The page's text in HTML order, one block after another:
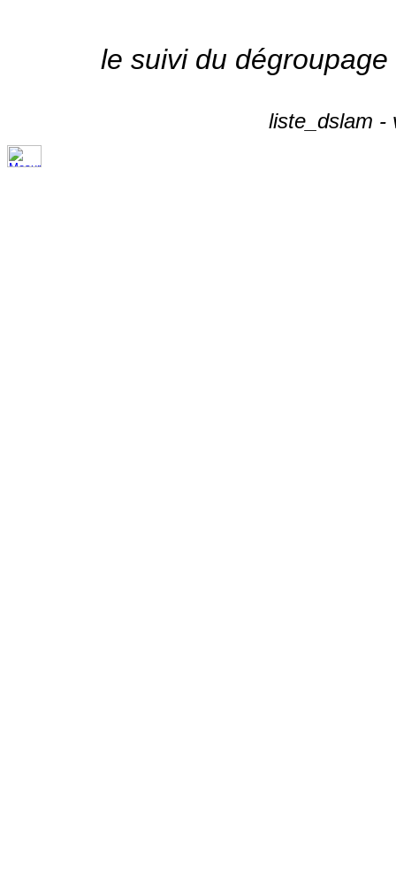
le suivi du
liste_dslam -